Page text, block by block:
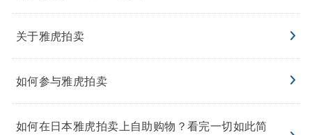
关于雅虎拍卖
如何参与雅虎拍卖
如何在日本雅虎拍卖上自助购物？看完一切如此简